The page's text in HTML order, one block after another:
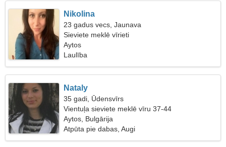
Nikolina
23 gadus vecs, Jaunava
Sieviete meklē vīrieti
Aytos
Laulība
Nataly
35 gadi, Ūdensvīrs
Vientuļa sieviete meklē vīru 37-44
Aytos, Bulgārija
Atpūta pie dabas, Augi